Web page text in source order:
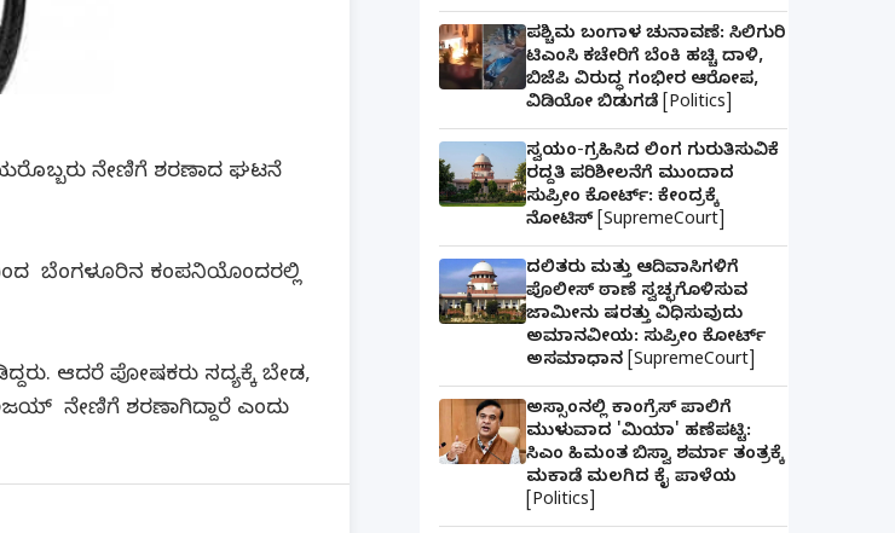
ನೇಣಿಗೆ ಶರಣಾದ ಘಟನೆ
ಬೆಂಗಳೂರಿನ ಕಂಪನಿಯೊಂದರಲ್ಲಿ
ಆದರೆ ಪೋಷಕರು ಸದ್ಯಕ್ಕೆ ಬೇಡ,
ನೇಣಿಗೆ ಶರಣಾಗಿದ್ದಾರೆ ಎಂದು
ಪಶ್ಚಿಮ ಬಂಗಾಳ ಚುನಾವಣೆ: ಸಿಲಿಗುರಿ
ಟಿಎಂಸಿ ಕಚೇರಿಗೆ ಬೆಂಕಿ ಹಚ್ಚಿ ದಾಳಿ,
ಬಿಜೆಪಿ ವಿರುದ್ಧ ಗಂಭೀರ ಆರೋಪ,
ವಿಡಿಯೋ ಬಿಡುಗಡೆ [Politics]
ಸ್ವಯಂ-ಗ್ರಹಿಸಿದ ಲಿಂಗ ಗುರುತಿಸುವಿಕೆ
ರದ್ದತಿ ಪರಿಶೀಲನೆಗೆ ಮುಂದಾದ
ಸುಪ್ರೀಂ ಕೋರ್ಟ್: ಕೇಂದ್ರಕ್ಕೆ
ನೋಟಿಸ್ [SupremeCourt]
ದಲಿತರು ಮತ್ತು ಆದಿವಾಸಿಗಳಿಗೆ
ಪೊಲೀಸ್ ಠಾಣೆ ಸ್ವಚ್ಛಗೊಳಿಸುವ
ಜಾಮೀನು ಷರತ್ತು ವಿಧಿಸುವುದು
ಅಮಾನವೀಯ: ಸುಪ್ರೀಂ ಕೋರ್ಟ್
ಅಸಮಾಧಾನ [SupremeCourt]
ಅಸ್ಸಾಂನಲ್ಲಿ ಕಾಂಗ್ರೆಸ್ ಪಾಲಿಗೆ
ಮುಳುವಾದ 'ಮಿಯಾ' ಹಣೆಪಟ್ಟಿ:
ಸಿಎಂ ಹಿಮಂತ ಬಿಸ್ವಾ ಶರ್ಮಾ ತಂತ್ರಕ್ಕೆ
ಮಕಾಡೆ ಮಲಗಿದ ಕೈ ಪಾಳೆಯ
[Politics]